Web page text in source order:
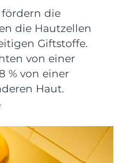
die
die Hautzellen
Giftstoffe.
von einer
% von einer
Haut.
Lieferung
Lieferung8/16/26
Lieferung
Lieferung8/8/26
Lieferung8/8/26